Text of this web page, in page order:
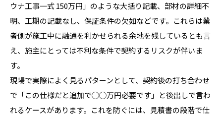
ウナ工事一式 150万円」のような大括り記載、部材の詳細不
明、工期の記載なし、保証条件の欠如などです。これらは業
者側が施工中に融通を利かせられる余地を残しているとも言
え、施主にとっては不利な条件で契約するリスクが伴いま
す。
現場で実際によく見るパターンとして、契約後の打ち合わせ
で「この仕様だと追加で◯◯万円必要です」と後出しで言わ
れるケースがあります。これを防ぐには、見積書の段階で仕